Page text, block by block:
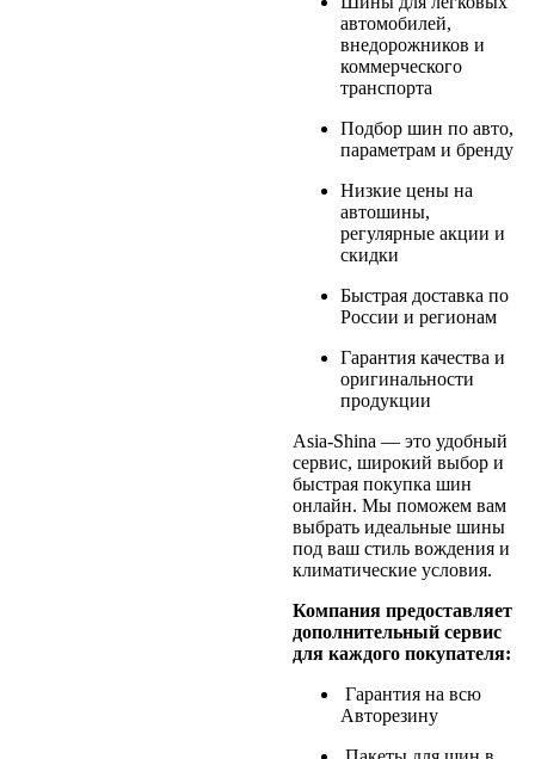
автомобилей,
внедорожников и
коммерческого
транспорта
Подбор шин по авто,
параметрам и бренду
Низкие цены на
автошины,
регулярные акции и
скидки
Быстрая доставка по
России и регионам
Гарантия качества и
оригинальности
продукции
Asia-Shina — это удобный
сервис, широкий выбор и
быстрая покупка шин
онлайн. Мы поможем вам
выбрать идеальные шины
под ваш стиль вождения и
климатические условия.
Компания предоставляет
дополнительный сервис
для каждого покупателя:
Гарантия на всю
Авторезину